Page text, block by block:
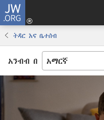
JW.ORG
ትዳር እና ቤተሰብ
አንብብ በ